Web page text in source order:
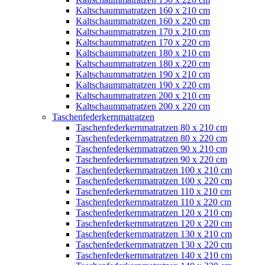
Kaltschaummatratzen 160 x 210 cm
Kaltschaummatratzen 160 x 220 cm
Kaltschaummatratzen 170 x 210 cm
Kaltschaummatratzen 170 x 220 cm
Kaltschaummatratzen 180 x 210 cm
Kaltschaummatratzen 180 x 220 cm
Kaltschaummatratzen 190 x 210 cm
Kaltschaummatratzen 190 x 220 cm
Kaltschaummatratzen 200 x 210 cm
Kaltschaummatratzen 200 x 220 cm
Taschenfederkernmatratzen
Taschenfederkernmatratzen 80 x 210 cm
Taschenfederkernmatratzen 80 x 220 cm
Taschenfederkernmatratzen 90 x 210 cm
Taschenfederkernmatratzen 90 x 220 cm
Taschenfederkernmatratzen 100 x 210 cm
Taschenfederkernmatratzen 100 x 220 cm
Taschenfederkernmatratzen 110 x 210 cm
Taschenfederkernmatratzen 110 x 220 cm
Taschenfederkernmatratzen 120 x 210 cm
Taschenfederkernmatratzen 120 x 220 cm
Taschenfederkernmatratzen 130 x 210 cm
Taschenfederkernmatratzen 130 x 220 cm
Taschenfederkernmatratzen 140 x 210 cm